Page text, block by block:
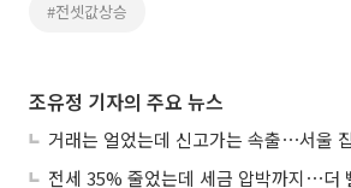
#전셋값상승
조유정 기자의 주요 뉴스
거래는 얼었는데 신고가는 속출⋯서울